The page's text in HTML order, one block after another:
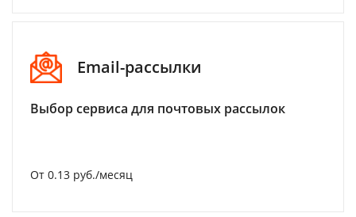
Email-рассылки
Выбор сервиса для почтовых рассылок
От 0.13 руб./месяц